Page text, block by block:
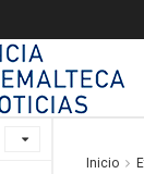
Inicio